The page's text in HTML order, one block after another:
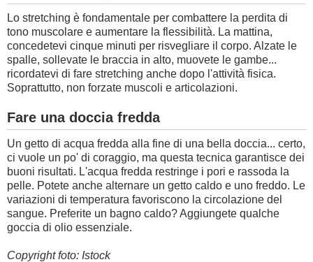
Lo stretching è fondamentale per combattere la perdita di
tono muscolare e aumentare la flessibilità. La mattina,
concedetevi cinque minuti per risvegliare il corpo. Alzate le
spalle, sollevate le braccia in alto, muovete le gambe...
ricordatevi di fare stretching anche dopo l'attività fisica.
Soprattutto, non forzate muscoli e articolazioni.
Fare una doccia fredda
Un getto di acqua fredda alla fine di una bella doccia... certo,
ci vuole un po' di coraggio, ma questa tecnica garantisce dei
buoni risultati. L'acqua fredda restringe i pori e rassoda la
pelle. Potete anche alternare un getto caldo e uno freddo. Le
variazioni di temperatura favoriscono la circolazione del
sangue. Preferite un bagno caldo? Aggiungete qualche
goccia di olio essenziale.
Copyright foto: Istock